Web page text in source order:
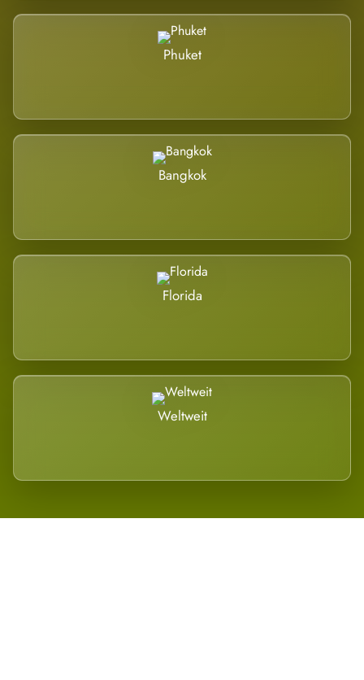
Phuket
Bangkok
Florida
Weltweit